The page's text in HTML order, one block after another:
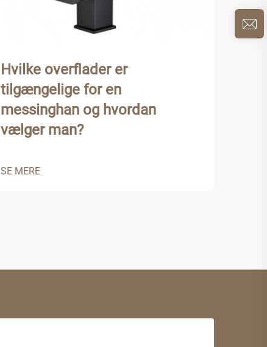
Hvilke overflader er
tilgængelige for en
messinghan og hvordan
vælger man?
SE MERE